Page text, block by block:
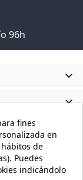
96h


fines
en
de
Puedes
indicándolo